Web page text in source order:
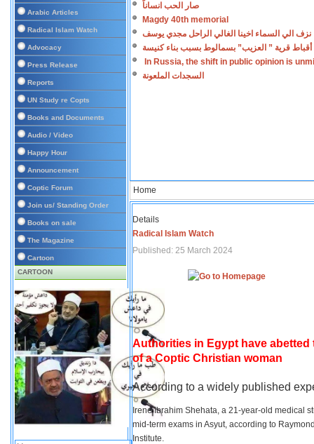
Arabic Articles
Radical Islam Watch
Advocacy
Press Release
Reports
UN Study re Copts
Books and Documents
Audio / Video
Happy Hour
Announcement
Coptic Forum
Join us/ Standing Order
Books on sale
The Magazine
Cartoon
CARTOON
صار الحب انساناً
Magdy 40th memorial
نزف الي السماء اخينا الغالي الراحل مجدي يوسف
أقباط قرية ” العزيب” بسمالوط بسبب بناء كنيسة
In Russia, the shift in public opinion is
السجدات الملعونة
Home
Details
Radical Islam Watch
Published: 25 March 2024
Authorities in Egypt have
of a Coptic Christian woman
According to a widely published
Irene Ibrahim Shehata, a 21-year-old medical
mid-term exams in Asyut, according to
Institute.